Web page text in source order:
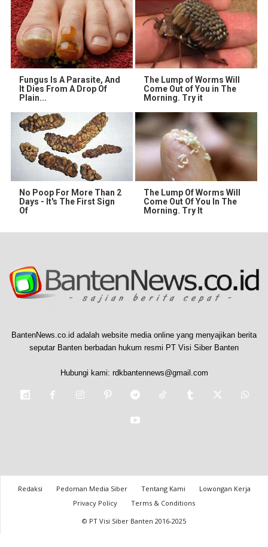
Fungus Is A Parasite, And
It Dies From A Drop Of
Plain...
The Lump of Worms Will
Come Out of You in The
Morning. Try it
No Poop For More Than 2
Days - It's The First Sign
Of
The Lump Of Worms Will
Come Out Of You In The
Morning. Try It
BantenNews.co.id adalah website media online yang menyajikan berita
seputar Banten berbadan hukum resmi PT Visi Siber Banten
Hubungi kami: rdkbantennews@gmail.com
Redaksi Pedoman Media Siber Tentang Kami
Lowongan Kerja
Privacy Policy
Terms & Conditions
© PT Visi Siber Banten 2016-2025